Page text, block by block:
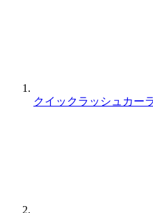
クイックラッシュカー